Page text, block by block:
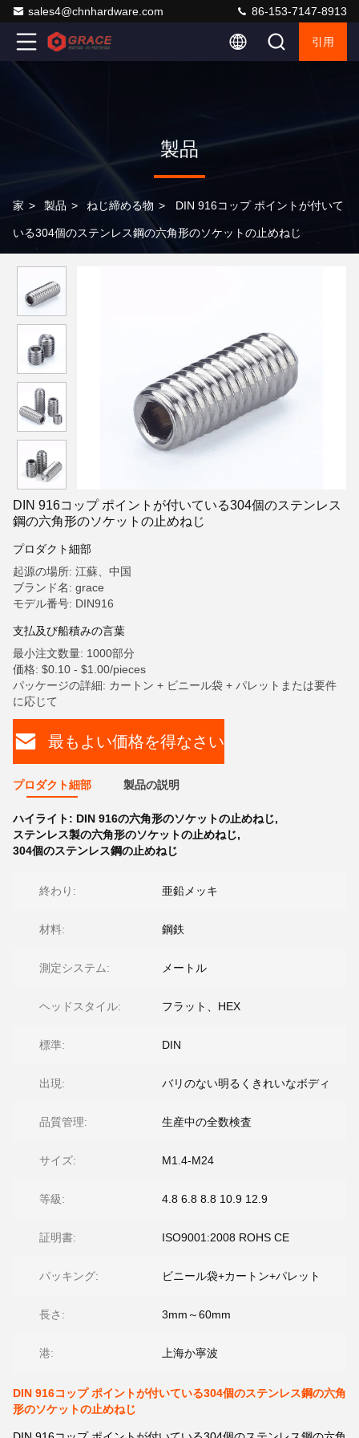
sales4@chnhardware.com 86-153-7147-8913
引用
製品
家 > 製品 > ねじ締める物 > DIN 916コップ ポイントが付いて
いる304個のステンレス鋼の六角形のソケットの止めねじ
DIN 916コップ ポイントが付いている304個のステンレス
鋼の六角形のソケットの止めねじ
プロダクト細部
起源の場所: 江蘇、中国
ブランド名: grace
モデル番号: DIN916
支払及び船積みの言葉
最小注文数量: 1000部分
価格: $0.10 - $1.00/pieces
パッケージの詳細: カートン + ビニール袋 + パレットまたは要件
に応じて
最もよい価格を得なさい
プロダクト細部 製品の説明
ハイライト: DIN 916の六角形のソケットの止めねじ,
ステンレス製の六角形のソケットの止めねじ,
304個のステンレス鋼の止めねじ
終わり: 亜鉛メッキ
材料: 鋼鉄
測定システム: メートル
ヘッドスタイル: フラット、HEX
標準: DIN
出現: バリのない明るくきれいなボディ
品質管理: 生産中の全数検査
サイズ: M1.4-M24
等級: 4.8 6.8 8.8 10.9 12.9
証明書: ISO9001:2008 ROHS CE
パッキング: ビニール袋+カートン+パレット
長さ: 3mm～60mm
港: 上海か寧波
DIN 916コップ ポイントが付いている304個のステンレス鋼の六角
形のソケットの止めねじ